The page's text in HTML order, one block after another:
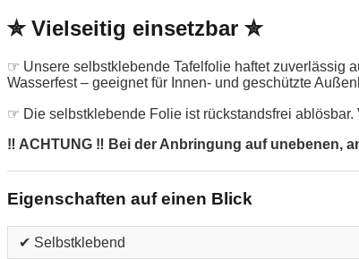
✮ Vielseitig einsetzbar ✮
☞ Unsere selbstklebende Tafelfolie haftet zuverlässig
Wasserfest – geeignet für Innen- und geschützte
☞ Die selbstklebende Folie ist rückstandsfrei
‼ ACHTUNG ‼ Bei der Anbringung auf unebenen,
Eigenschaften auf einen Blick
✔ Selbstklebend